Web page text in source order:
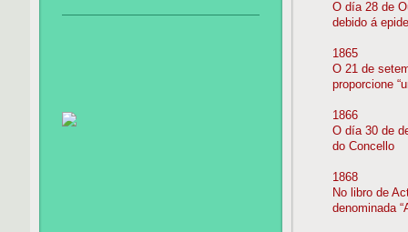
O día 28 de
debido á
1865
O 21 de
proporcione
1866
O día 30 de
do Concello
1868
No libro de
denominada